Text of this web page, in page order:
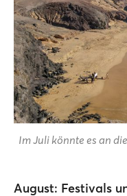
Im Juli könnte es an
August: Festivals